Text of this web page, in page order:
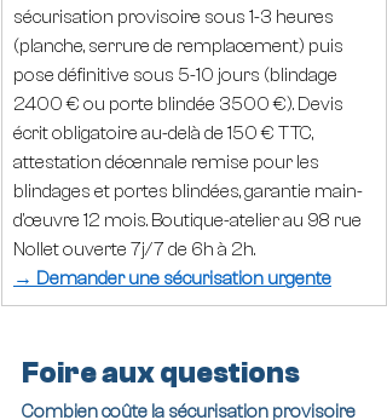
sécurisation provisoire sous 1-3 heures
(planche, serrure de remplacement) puis
pose définitive sous 5-10 jours (blindage
2400 € ou porte blindée 3500 €). Devis
écrit obligatoire au-delà de 150 € TTC,
attestation décennale remise pour les
blindages et portes blindées, garantie main-
d'œuvre 12 mois. Boutique-atelier au 98 rue
Nollet ouverte 7j/7 de 6h à 2h.
→ Demander une sécurisation urgente
Foire aux questions
Combien coûte la sécurisation provisoire